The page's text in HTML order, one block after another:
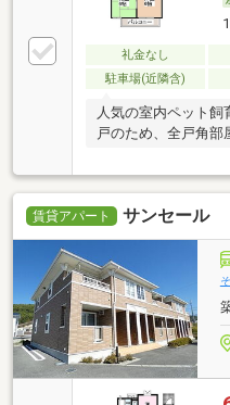
礼金なし
駐車場(近隣含)
人気の室内ペット
戸のため、全戸角部
賃貸アパート サンセール